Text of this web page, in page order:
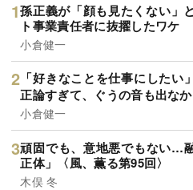
孫正義が「顔も見たくない」
ト事業責任者に抜擢したワケ
小倉健一
「好きなことを仕事にした
正論すぎて、ぐうの音も出な
小倉健一
頑固でも、意地悪でもない…
正体」〈風、薫る第95回〉
木俣 冬